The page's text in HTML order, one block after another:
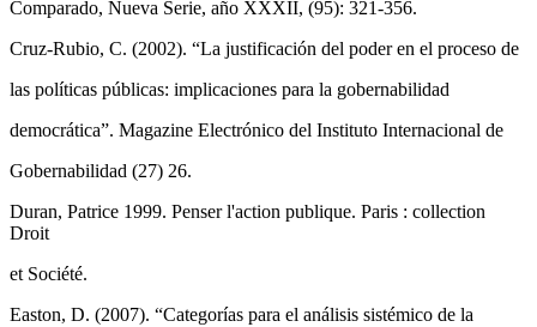
Comparado, Nueva Serie, año XXXII, (95): 321-356.
Cruz-Rubio, C. (2002). “La justificación del poder en el proceso de
las políticas públicas: implicaciones para la gobernabilidad
democrática”. Magazine Electrónico del Instituto Internacional de
Gobernabilidad (27) 26.
Duran, Patrice 1999. Penser l'action publique. Paris : collection
Droit
et Société.
Easton, D. (2007). “Categorías para el análisis sistémico de la